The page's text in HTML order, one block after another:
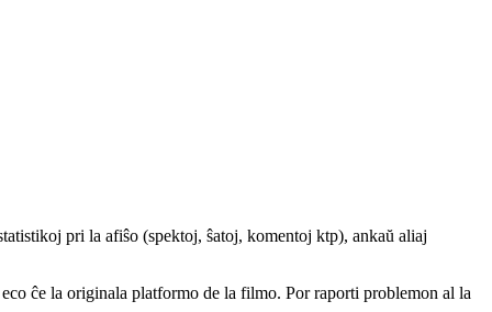
pri la afiŝo (spektoj, ŝatoj, komentoj ktp), ankaŭ aliaj
ĉe la originala platformo de la filmo. Por raporti problemon al la